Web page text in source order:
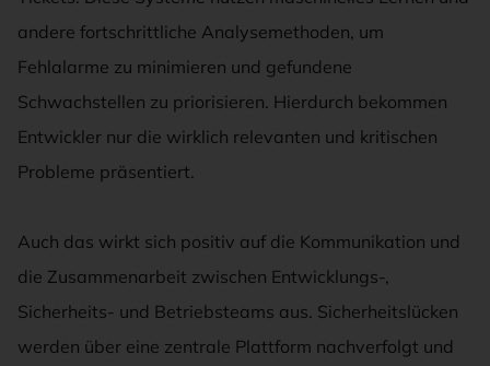
andere fortschrittliche Analysemethoden, um
Fehlalarme zu minimieren und gefundene
Schwachstellen zu priorisieren. Hierdurch bekommen
Entwickler nur die wirklich relevanten und kritischen
Probleme präsentiert.
Auch das wirkt sich positiv auf die Kommunikation und
die Zusammenarbeit zwischen Entwicklungs-,
Sicherheits- und Betriebsteams aus. Sicherheitslücken
werden über eine zentrale Plattform nachverfolgt und